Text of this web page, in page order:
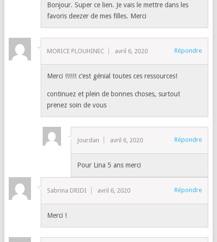
Bonjour. Super ce lien. Je vais le mettre dans les
favoris deezer de mes filles. Merci
MORICE PLOUHINEC avril 6, 2020 Répondre
Merci !!!!!! c’est génial toutes ces ressources!
continuez et plein de bonnes choses, surtout
prenez soin de vous
Jourdan avril 6, 2020 Répondre
Pour Lina 5 ans merci
Sabrina DRIDI avril 6, 2020 Répondre
Merci !